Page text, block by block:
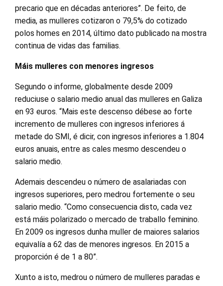
precario que en décadas anteriores”. De feito, de
media, as mulleres cotizaron o 79,5% do cotizado
polos homes en 2014, último dato publicado na mostra
continua de vidas das familias.
Máis mulleres con menores ingresos
Segundo o informe, globalmente desde 2009
reduciuse o salario medio anual das mulleres en Galiza
en 93 euros. “Mais este descenso débese ao forte
incremento de mulleres con ingresos inferiores á
metade do SMI, é dicir, con ingresos inferiores a 1.804
euros anuais, entre as cales mesmo descendeu o
salario medio.
Ademais descendeu o número de asalariadas con
ingresos superiores, pero medrou fortemente o seu
salario medio. “Como consecuencia disto, cada vez
está máis polarizado o mercado de traballo feminino.
En 2009 os ingresos dunha muller de maiores salarios
equivalía a 62 das de menores ingresos. En 2015 a
proporción é de 1 a 80”.
Xunto a isto, medrou o número de mulleres paradas e